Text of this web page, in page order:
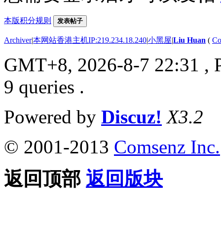
本版积分规则 发表帖子
Archiver|本网站香港主机IP:219.234.18.240|小黑屋|Liu Huan (
GMT+8, 2026-8-7 22:31 ,
9 queries .
Powered by Discuz! X3.2
© 2001-2013 Comsenz Inc.
返回顶部 返回版块